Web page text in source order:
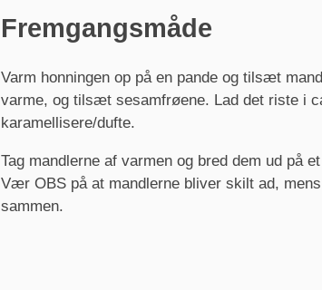
Fremgangsmåde
Varm honningen op på en pande og tilsæt
varme, og tilsæt sesamfrøene. Lad det riste i
karamellisere/dufte.
Tag mandlerne af varmen og bred dem ud på
Vær OBS på at mandlerne bliver skilt ad,
sammen.